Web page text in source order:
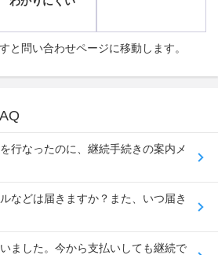
と問い合わせページに移動します。
行なったのに、継続手続きの案内メ
などは届きますか？また、いつ届き
ました。今から支払いしても継続で